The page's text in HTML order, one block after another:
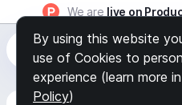
We are live on
By using this website
use of Cookies to
experience (learn more in
Policy)